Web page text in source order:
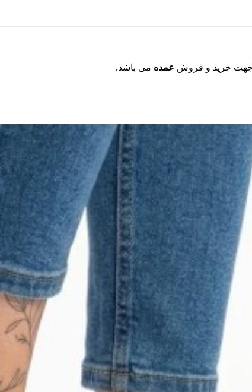
جهت خرید و فروش عمده می باشد.